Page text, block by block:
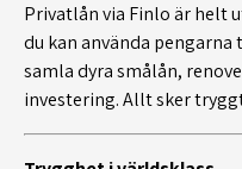
Privatlån via Finlo är helt
du kan använda
samla dyra smålån,
investering. Allt sker